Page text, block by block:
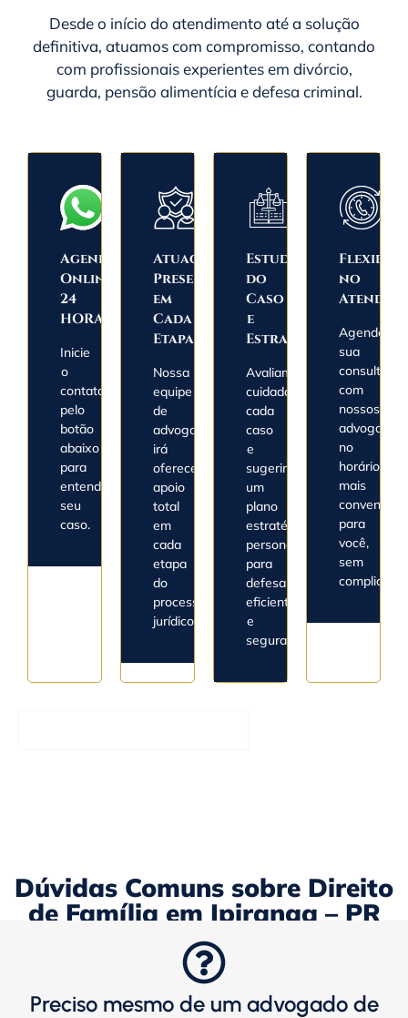
Desde o início do atendimento até a solução
definitiva, atuamos com compromisso, contando
com profissionais experientes em divórcio,
guarda, pensão alimentícia e defesa criminal.
Agendamento
Online
24
HORAS
Inicie
o
contato
pelo
botão
abaixo
para
entendermos
seu
caso.
Atuação
Presente
em
Cada
Etapa
Nossa
equipe
de
advogados
irá
oferecer
apoio
total
em
cada
etapa
do
processo
jurídico.
Estudo
do
Caso
e
Estratégia
Avaliamos
cuidadosamente
cada
caso
e
sugerimos
um
plano
estratégico
personalizado
para
defesa
eficiente
e
segura.
no
Agende
sua
consulta
com
nossos
advogados
no
horário
mais
para
você,
sem
Dúvidas Comuns sobre Direito
de Família em Ipiranga – PR
Preciso mesmo de um advogado de